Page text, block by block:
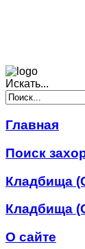
Искать...
Главная
Поиск
Кладбища
Кладбища
О сайте